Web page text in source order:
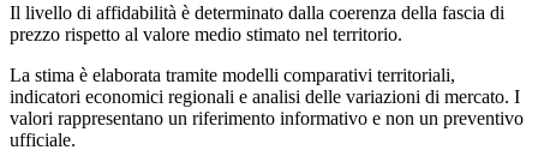
Il livello di affidabilità è determinato dalla coerenza della fascia di
prezzo rispetto al valore medio stimato nel territorio.
La stima è elaborata tramite modelli comparativi territoriali,
indicatori economici regionali e analisi delle variazioni di mercato. I
valori rappresentano un riferimento informativo e non un preventivo
ufficiale.